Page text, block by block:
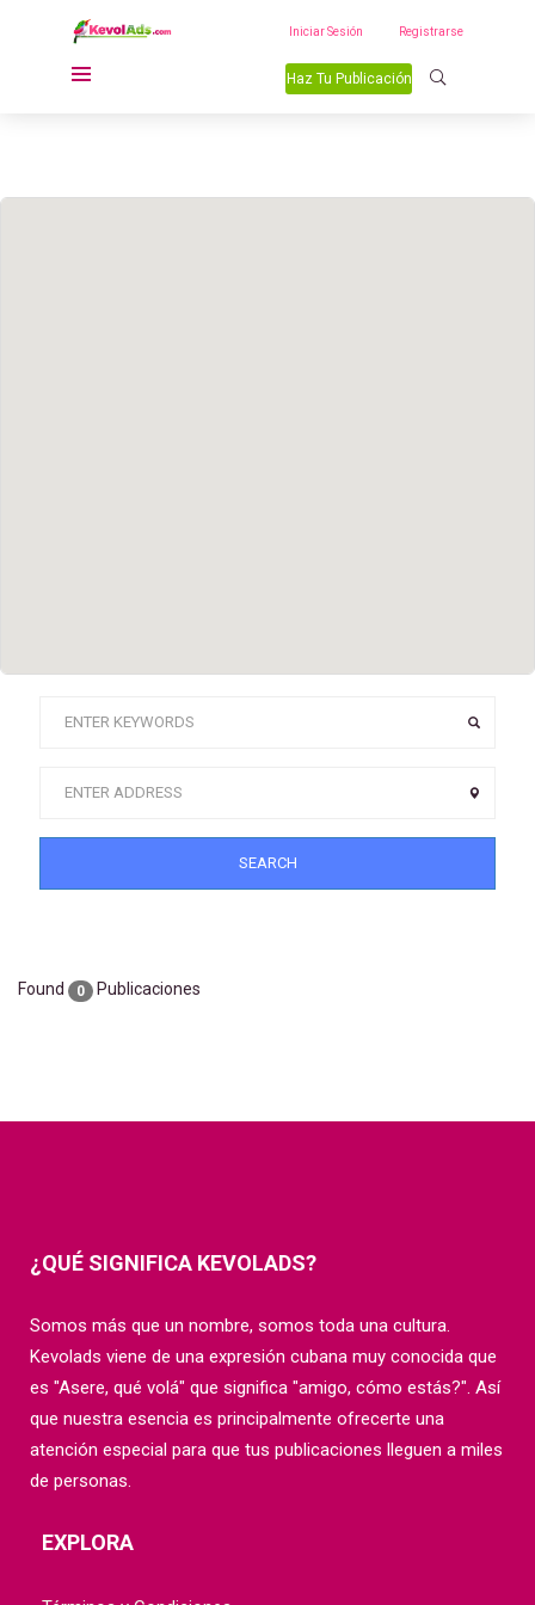
Iniciar Sesión Registrarse
Haz Tu Publicación
SEARCH
Found 0 Publicaciones
¿QUÉ SIGNIFICA KEVOLADS?
Somos más que un nombre, somos toda una cultura.
Kevolads viene de una expresión cubana muy conocida que
es "Asere, qué volá" que significa "amigo, cómo estás?". Así
que nuestra esencia es principalmente ofrecerte una
atención especial para que tus publicaciones lleguen a miles
de personas.
EXPLORA